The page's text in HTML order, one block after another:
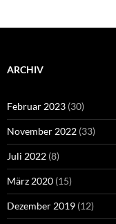
ARCHIV
Februar 2023 (30)
November 2022 (33)
Juli 2022 (8)
März 2020 (15)
Dezember 2019 (12)